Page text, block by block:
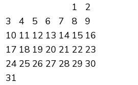
1
2
3
4 5 6 7 8
9
10 11 12 13 14 15 16
17 18 19 20 21 22 23
24 25 26 27 28 29 30
31